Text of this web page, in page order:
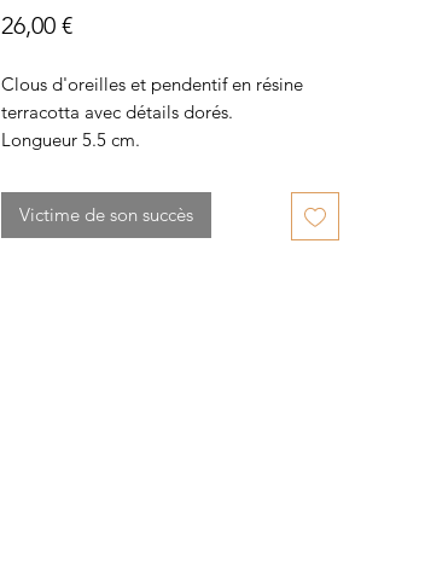
26,00 €Prix
Clous d'oreilles et pendentif en résine
terracotta avec détails dorés.
Longueur 5.5 cm.
Victime de son succès